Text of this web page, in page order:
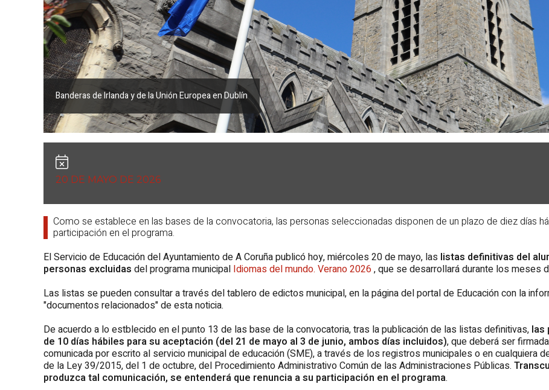
Banderas de Irlanda y de la Unión Europea en Dublín
20 DE MAYO DE 2026
Como se establece en las bases de la convocatoria, las personas seleccionadas disponen de un plazo de diez días
participación en el programa.
El Servicio de Educación del Ayuntamiento de A Coruña publicó hoy, miércoles 20 de mayo, las listas definitivas del
personas excluidas del programa municipal Idiomas del mundo. Verano 2026 , que se desarrollará durante los meses
Las listas se pueden consultar a través del tablero de edictos municipal, en la página del portal de Educación con la
"documentos relacionados" de esta noticia.
De acuerdo a lo estblecido en el punto 13 de las base de la convocatoria, tras la publicación de las listas definitivas, las
de 10 días hábiles para su aceptación (del 21 de mayo al 3 de junio, ambos días incluidos), que deberá ser
comunicada por escrito al servicio municipal de educación (SME), a través de los registros municipales o en cualquiera
de la Ley 39/2015, del 1 de octubre, del Procedimiento Administrativo Común de las Administraciones Públicas.
produzca tal comunicación, se entenderá que renuncia a su participación en el programa.